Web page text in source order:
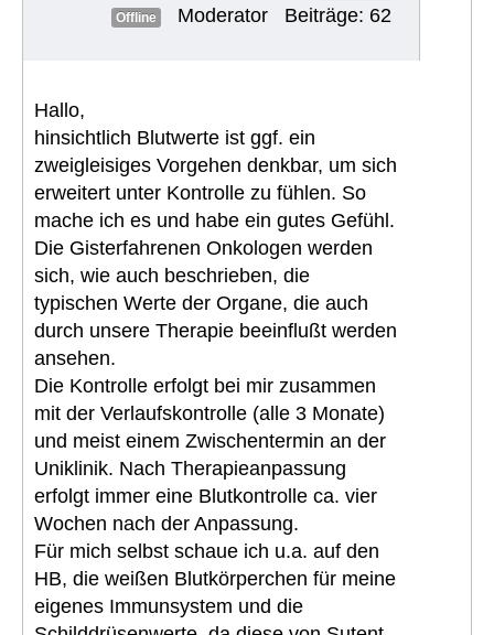
Offline Moderator Beiträge: 62
Hallo,
hinsichtlich Blutwerte ist ggf. ein
zweigleisiges Vorgehen denkbar, um sich
erweitert unter Kontrolle zu fühlen. So
mache ich es und habe ein gutes Gefühl.
Die Gisterfahrenen Onkologen werden
sich, wie auch beschrieben, die
typischen Werte der Organe, die auch
durch unsere Therapie beeinflußt werden
ansehen.
Die Kontrolle erfolgt bei mir zusammen
mit der Verlaufskontrolle (alle 3 Monate)
und meist einem Zwischentermin an der
Uniklinik. Nach Therapieanpassung
erfolgt immer eine Blutkontrolle ca. vier
Wochen nach der Anpassung.
Für mich selbst schaue ich u.a. auf den
HB, die weißen Blutkörperchen für meine
eigenes Immunsystem und die